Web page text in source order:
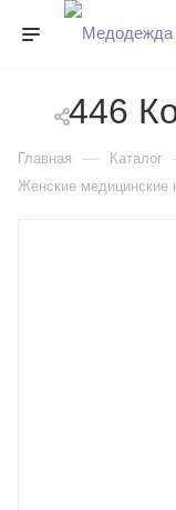
446
Главная — Каталог
Женские медицинские